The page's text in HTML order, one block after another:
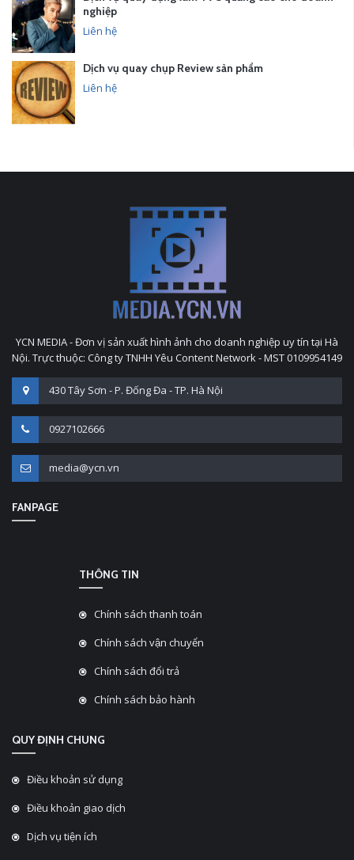
nghiệp
Liên hệ
Dịch vụ quay chụp Review sản phẩm
Liên hệ
YCN MEDIA - Đơn vị sản xuất hình ảnh cho doanh nghiệp uy tín tại Hà
Nội. Trực thuộc: Công ty TNHH Yêu Content Network - MST 0109954149
430 Tây Sơn - P. Đống Đa - TP. Hà Nội
0927102666
media@ycn.vn
FANPAGE
THÔNG TIN
Chính sách thanh toán
Chính sách vận chuyển
Chính sách đổi trả
Chính sách bảo hành
QUY ĐỊNH CHUNG
Điều khoản sử dụng
Điều khoản giao dịch
Dịch vụ tiện ích